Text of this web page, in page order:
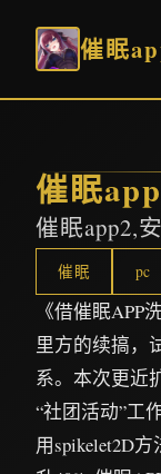
催眠
催眠
催眠app2,
催眠 pc
《借催眠APP
里方的续搞，
系。本次更近
“社团活动”工
用spikelet2D